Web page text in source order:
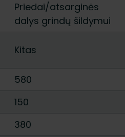
Priedai/atsarginės
dalys grindų šildymui
Kitas
580
150
380